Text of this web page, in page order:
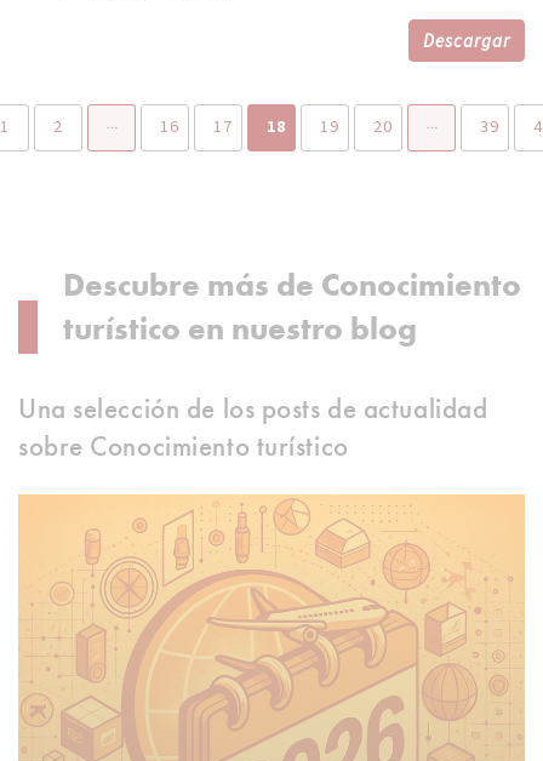
Descargar
1 2 … 16 17 18 19 20 … 39
Descubre más de Conocimiento
turístico en nuestro blog
Una selección de los posts de actualidad
sobre Conocimiento turístico